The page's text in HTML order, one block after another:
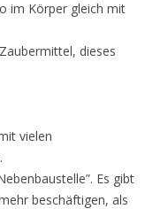
im Körper gleich mit
dieses
vielen
Es gibt
beschäftigen, als